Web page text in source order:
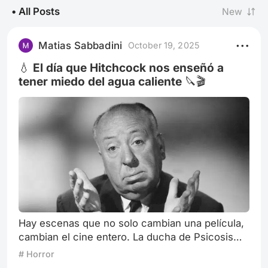
• All Posts New
Matias Sabbadini October 19, 2025
💧 El día que Hitchcock nos enseñó a
tener miedo del agua caliente 🔪🎬
Hay escenas que no solo cambian una película,
cambian el cine entero. La ducha de Psicosis
(1960) es una de ellas. En apenas cuarenta y
# Horror